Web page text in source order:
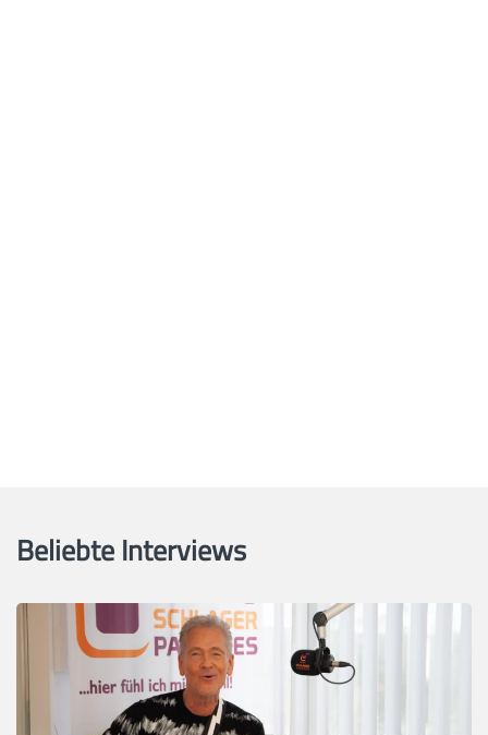
Beliebte Interviews